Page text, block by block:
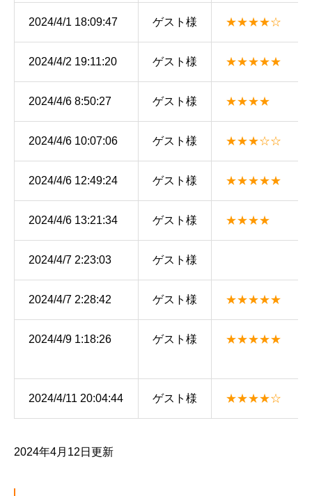
2024/4/1 18:09:47 ゲスト様 ★★★★☆
2024/4/2 19:11:20 ゲスト様 ★★★★★
2024/4/6 8:50:27 ゲスト様 ★★★★
2024/4/6 10:07:06 ゲスト様 ★★★☆☆
2024/4/6 12:49:24 ゲスト様 ★★★★★
2024/4/6 13:21:34 ゲスト様 ★★★★
2024/4/7 2:23:03 ゲスト様
2024/4/7 2:28:42 ゲスト様 ★★★★★
2024/4/9 1:18:26 ゲスト様 ★★★★★
2024/4/11 20:04:44 ゲスト様 ★★★★☆
2024年4月12日更新